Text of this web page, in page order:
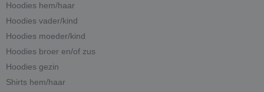
Hoodies hem/haar
Hoodies vader/kind
Hoodies moeder/kind
Hoodies broer en/of zus
Hoodies gezin
Shirts hem/haar